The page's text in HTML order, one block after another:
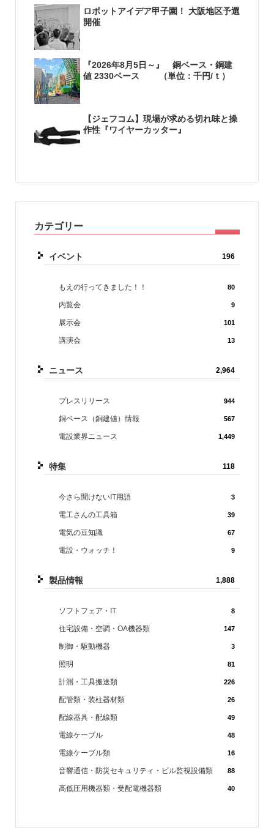
ロボットアイデア甲子園！ 大阪地区予選
開催
『2026年8月5日～』 銅ベース・銅建
値 2330ベース （単位：千円/ｔ）
【ジェフコム】現場が求める切れ味と操
作性『ワイヤーカッター』
カテゴリー
イベント 196
もえの行ってきました！！ 80
内覧会 9
展示会 101
講演会 13
ニュース 2,964
プレスリリース 944
銅ベース（銅建値）情報 567
電設業界ニュース 1,449
特集 118
今さら聞けないIT用語 3
電工さんの工具箱 39
電気の豆知識 67
電設・ウォッチ！ 9
製品情報 1,888
ソフトフェア・IT 8
住宅設備・空調・OA機器類 147
制御・駆動機器 3
照明 81
計測・工具搬送類 226
配管類・装柱器材類 26
配線器具・配線類 49
電線ケーブル 48
電線ケーブル類 16
音響通信・防災セキュリティ・ビル監視設備類 88
高低圧用機器類・受配電機器類 40